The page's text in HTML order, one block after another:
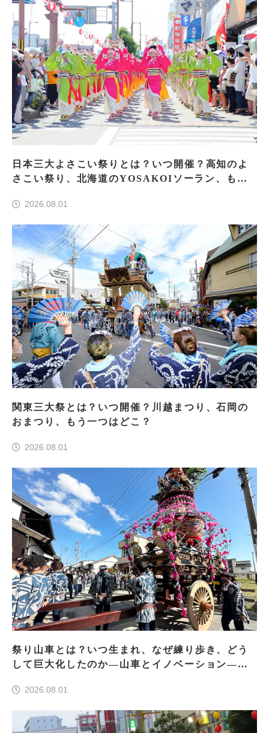
日本三大よさこい祭りとは？いつ開催？高知のよ
さこい祭り、北海道のYOSAKOIソーラン、もう
2026.08.01
関東三大祭とは？いつ開催？川越まつり、石岡の
おまつり、もう一つはどこ？
2026.08.01
祭り山車とは？いつ生まれ、なぜ練り歩き、どう
して巨大化したのか―山車とイノベーション―＜
2026.08.01